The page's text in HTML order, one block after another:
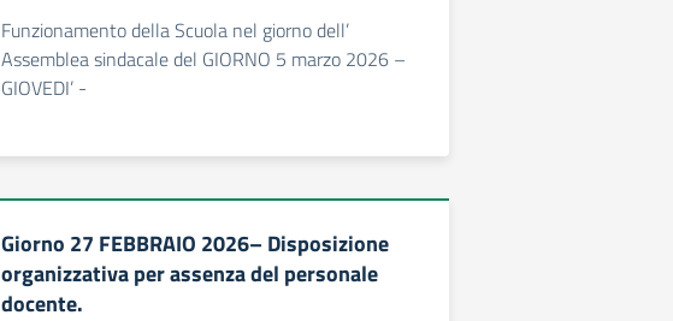
Funzionamento della Scuola nel giorno dell’
Assemblea sindacale del GIORNO 5 marzo 2026 –
GIOVEDI’ -
Giorno 27 FEBBRAIO 2026– Disposizione
organizzativa per assenza del personale
docente.